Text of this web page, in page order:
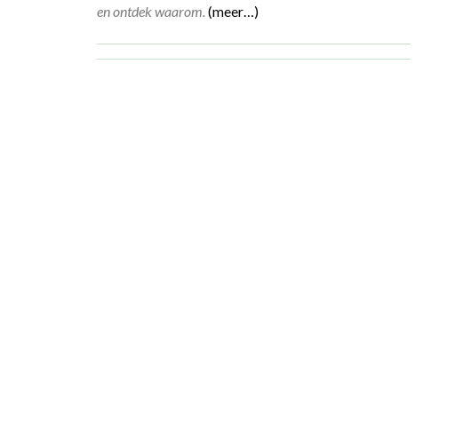
en ontdek waarom. (meer…)